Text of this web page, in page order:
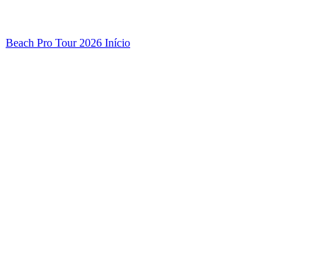
Beach Pro Tour 2026 Início